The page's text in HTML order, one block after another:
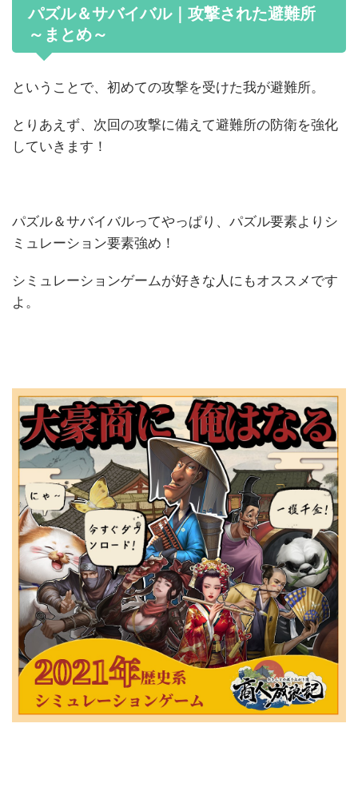
パズル＆サバイバル｜攻撃された避難所
～まとめ～
ということで、初めての攻撃を受けた我が避難所。
とりあえず、次回の攻撃に備えて避難所の防衛を強化
していきます！
パズル＆サバイバルってやっぱり、パズル要素よりシ
ミュレーション要素強め！
シミュレーションゲームが好きな人にもオススメです
よ。